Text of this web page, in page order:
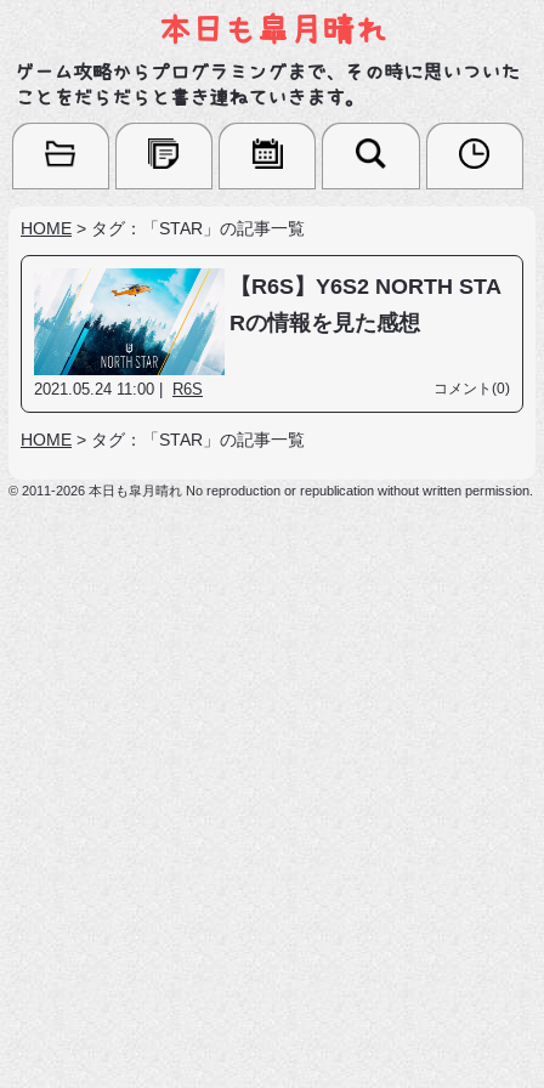
本日も皐月晴れ
ゲーム攻略からプログラミングまで、その時に思いついた
ことをだらだらと書き連ねていきます。
HOME > タグ：「STAR」の記事一覧
【R6S】Y6S2 NORTH STA
Rの情報を見た感想
2021.05.24 11:00 | R6S コメント(0)
HOME > タグ：「STAR」の記事一覧
© 2011-2026 本日も皐月晴れ No reproduction or republication without written permission.